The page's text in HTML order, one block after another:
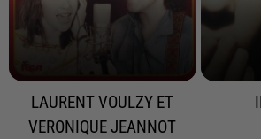
LAURENT VOULZY ET
VERONIQUE JEANNOT